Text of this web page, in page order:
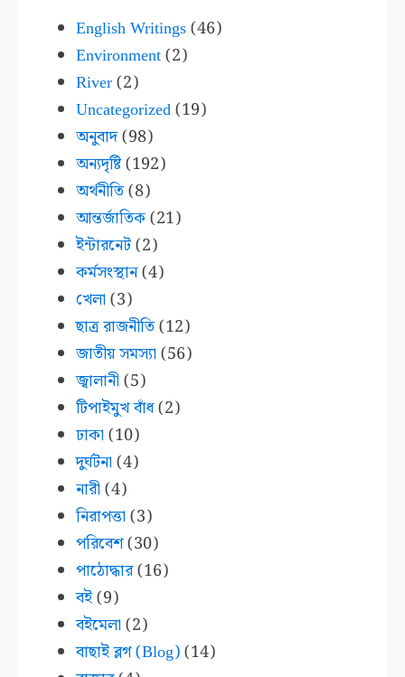
English Writings(46)
Environment(2)
River(2)
Uncategorized(19)
অনুবাদ(98)
অন্যদৃষ্টি(192)
অর্থনীতি(8)
আন্তর্জাতিক(21)
ইন্টারনেট(2)
কর্মসংস্থান(4)
খেলা (3)
ছাত্র রাজনীতি(12)
জাতীয় সমস্যা (56)
জ্বালানী (5)
টিপাইমুখ বাঁধ(2)
ঢাকা (10)
দুর্ঘটনা (4)
নারী (4)
নিরাপত্তা (3)
পরিবেশ(30)
পাঠোদ্ধার(16)
বই(9)
বইমেলা (2)
বাছাই ব্লগ (Blog)(14)